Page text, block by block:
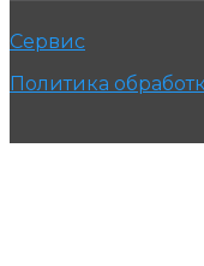
Сервис
Политика